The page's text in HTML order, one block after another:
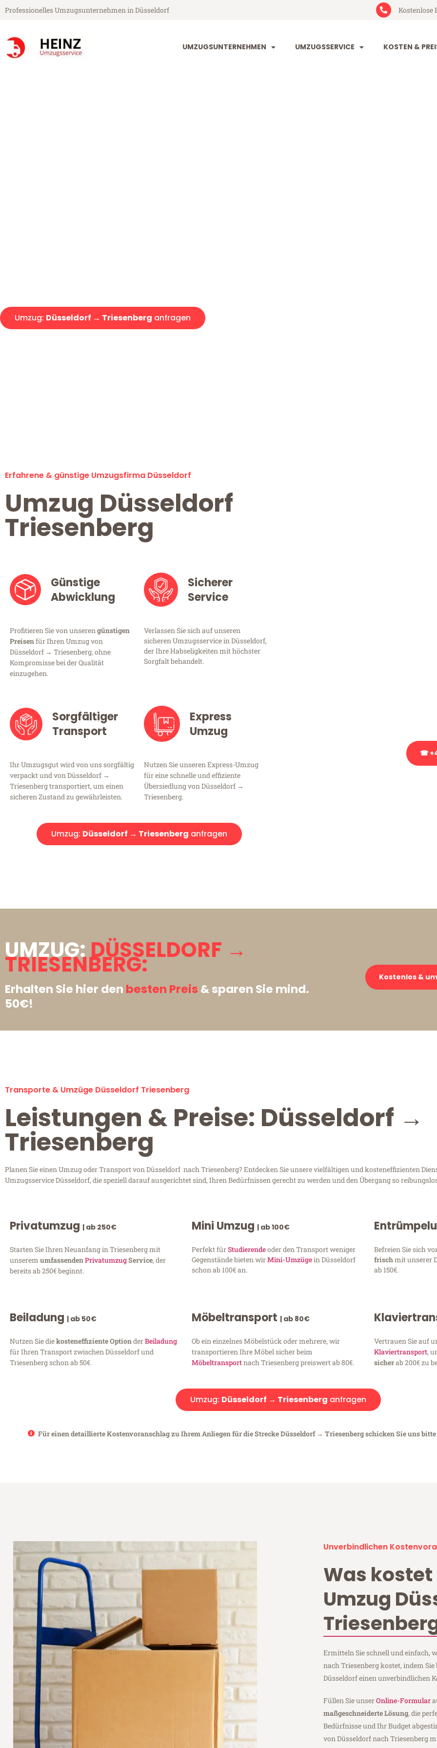
Professionelles Umzugsunternehmen in Düsseldorf Kostenlose
UMZUGSUNTERNEHMEN UMZUGSSERVICE KOSTEN &
Umzug: Düsseldorf → Triesenberg anfragen
Erfahrene & günstige Umzugsfirma Düsseldorf
Umzug Düsseldorf
Triesenberg
Günstige
Abwicklung
Profitieren Sie von unserengünstigen
Preisenfür Ihren Umzug von
Düsseldorf → Triesenberg, ohne
Kompromisse bei der Qualität
einzugehen.
Sicherer
Service
Verlassen Sie sich auf unseren
sicheren Umzugsservice in Düsseldorf,
der Ihre Habseligkeiten mit höchster
Sorgfalt behandelt.
Sorgfältiger
Transport
Ihr Umzugsgut wird von uns sorgfältig
verpackt und von Düsseldorf →
Triesenberg transportiert, um einen
sicheren Zustand zu gewährleisten.
Express
Umzug
Nutzen Sie unseren Express-Umzug
für eine schnelle und effiziente
Übersiedlung von Düsseldorf →
Triesenberg.
Umzug: Düsseldorf → Triesenberg anfragen
☎
UMZUG:DÜSSELDORF →
TRIESENBERG:
Erhalten Sie hier den besten Preis & sparen Sie mind.
50€!
Kostenlos &
Transporte & Umzüge Düsseldorf Triesenberg
Leistungen & Preise: Düsseldorf →
Triesenberg
Planen Sie einen Umzug oder Transport von Düsseldorf nach Triesenberg? Entdecken Sie unsere vielfältigen und kosteneffizienten
Umzugsservice Düsseldorf, die speziell darauf ausgerichtet sind, Ihren Bedürfnissen gerecht zu werden und den Übergang so
Privatumzug | ab 250€
Starten Sie Ihren Neuanfang in Triesenberg mit
unserem umfassendenPrivatumzugService, der
bereits ab 250€ beginnt.
Mini Umzug | ab 100€
Perfekt fürStudierendeoder den Transport weniger
Gegenstände bieten wirMini-Umzügein Düsseldorf
schon ab 100€ an.
Befreien Sie sich
frischmit unserer
ab 150€.
Beiladung | ab 50€
Nutzen Sie diekosteneffiziente OptionderBeiladung
für Ihren Transport zwischen Düsseldorf und
Triesenberg schon ab 50€.
Möbeltransport | ab 80€
Ob ein einzelnes Möbelstück oder mehrere, wir
transportieren Ihre Möbel sicher beim
Möbeltransportnach Triesenberg preiswert ab 80€.
Vertrauen Sie auf
Klaviertransport,
sicherab 200€ zu
Umzug: Düsseldorf → Triesenberg anfragen
Für einen detaillierte Kostenvoranschlag zu Ihrem Anliegen für die Strecke Düsseldorf → Triesenberg schicken Sie uns
Unverbindlichen
Was kostet
Umzug
Ermitteln Sie schnell und einfach,
nach Triesenberg kostet, indem
Düsseldorf einen unverbindlichen
Füllen Sie unserOnline-Formular
maßgeschneiderte Lösung, die
Bedürfnisse und Ihr Budget
von Düsseldorf nach Triesenberg